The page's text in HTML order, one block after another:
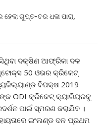
ଗୁପ୍ତ-ଚର ଧଳା ପାରା,
ଦକ୍ଷିଣ ଆଫ୍ରିକା ଦଳ
50 ଓଭର କ୍ରିକେଟ୍
ବିପକ୍ଷ 2019
ODI କ୍ରିକେଟ୍ କ୍ୟାରିୟରକୁ
ପାଇଁ ସ୍ମରଣ କରାଯିବ ।
ଇଂଲଣ୍ଡ ଦଳ ପ୍ରଥମ